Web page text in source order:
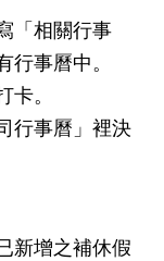
「相關行事
事曆中。
。
行事曆」裡決
新增之補休假